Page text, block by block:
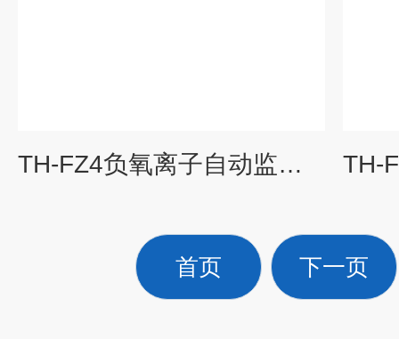
TH-FZ4负氧离子自动监测站
首页 下一页